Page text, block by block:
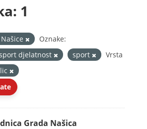
1
Oznake:
djelatnost
sport
Vrsta
Grada Našica